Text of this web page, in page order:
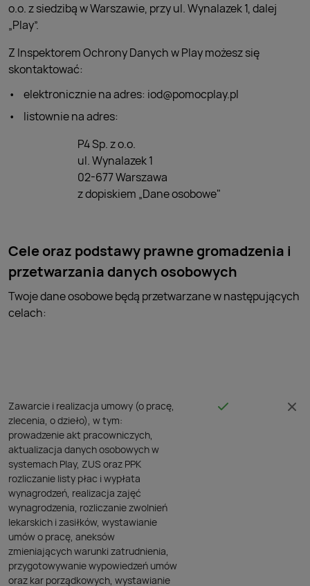
o.o. z siedzibą w Warszawie, przy ul. Wynalazek 1, dalej
„Play”.
Z Inspektorem Ochrony Danych w Play możesz się
skontaktować:
elektronicznie na adres: iod@pomocplay.pl
listownie na adres:
P4 Sp. z o.o.
ul. Wynalazek 1
02-677 Warszawa
z dopiskiem „Dane osobowe"
Cele oraz podstawy prawne gromadzenia i
przetwarzania danych osobowych
Twoje dane osobowe będą przetwarzane w następujących
celach:
Zawarcie i realizacja umowy (o pracę,
zlecenia, o dzieło), w tym:
prowadzenie akt pracowniczych,
aktualizacja danych osobowych w
systemach Play, ZUS oraz PPK
rozliczanie listy płac i wypłata
wynagrodzeń, realizacja zajęć
wynagrodzenia, rozliczanie zwolnień
lekarskich i zasiłków, wystawianie
umów o pracę, aneksów
zmieniających warunki zatrudnienia,
przygotowywanie wypowiedzeń umów
oraz kar porządkowych, wystawianie